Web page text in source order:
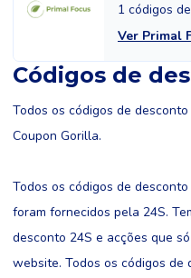
1 códigos
Ver Primal
Códigos de
Todos os códigos de
Coupon Gorilla.
Todos os códigos de
foram fornecidos pela 24S.
desconto 24S e acções que
website. Todos os códigos